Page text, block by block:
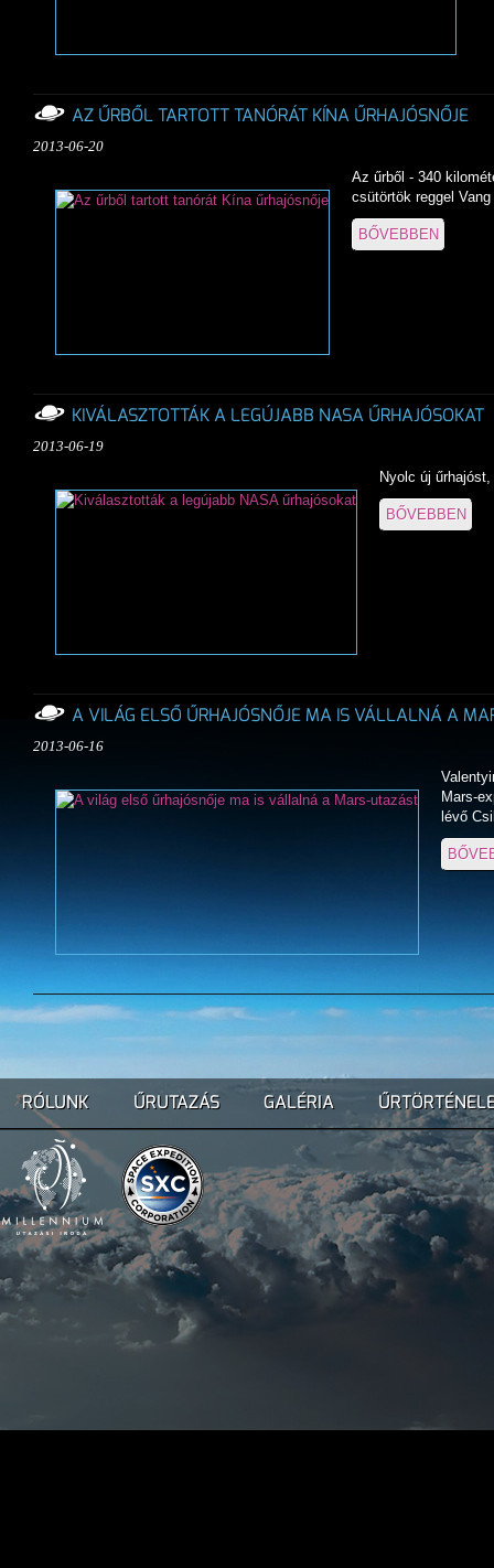
AZ ŰRBŐL TARTOTT TANÓRÁT KÍNA ŰRHAJÓSNŐJE
2013-06-20
Az űrből - 340
csütörtök reggel
BŐVEBBEN
KIVÁLASZTOTTÁK A LEGÚJABB NASA ŰRHAJÓSOKAT
2013-06-19
Nyolc új
BŐVEBBEN
A VILÁG ELSŐ ŰRHAJÓSNŐJE MA IS VÁLLALNÁ A
2013-06-16
Mars-
lévő
RÓLUNK ŰRUTAZÁS GALÉRIA